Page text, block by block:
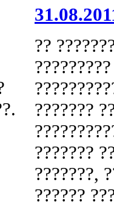
??
???????
???????
???????,
??????